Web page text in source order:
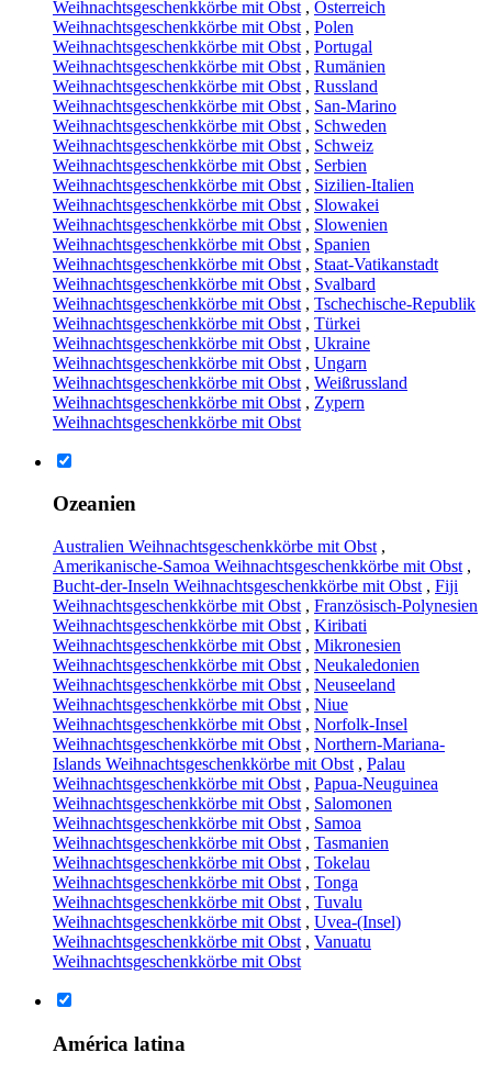
Weihnachtsgeschenkkörbe mit Obst , Österreich
Weihnachtsgeschenkkörbe mit Obst , Polen
Weihnachtsgeschenkkörbe mit Obst , Portugal
Weihnachtsgeschenkkörbe mit Obst , Rumänien
Weihnachtsgeschenkkörbe mit Obst , Russland
Weihnachtsgeschenkkörbe mit Obst , San-Marino
Weihnachtsgeschenkkörbe mit Obst , Schweden
Weihnachtsgeschenkkörbe mit Obst , Schweiz
Weihnachtsgeschenkkörbe mit Obst , Serbien
Weihnachtsgeschenkkörbe mit Obst , Sizilien-Italien
Weihnachtsgeschenkkörbe mit Obst , Slowakei
Weihnachtsgeschenkkörbe mit Obst , Slowenien
Weihnachtsgeschenkkörbe mit Obst , Spanien
Weihnachtsgeschenkkörbe mit Obst , Staat-Vatikanstadt
Weihnachtsgeschenkkörbe mit Obst , Svalbard
Weihnachtsgeschenkkörbe mit Obst , Tschechische-Republik
Weihnachtsgeschenkkörbe mit Obst , Türkei
Weihnachtsgeschenkkörbe mit Obst , Ukraine
Weihnachtsgeschenkkörbe mit Obst , Ungarn
Weihnachtsgeschenkkörbe mit Obst , Weißrussland
Weihnachtsgeschenkkörbe mit Obst , Zypern
Weihnachtsgeschenkkörbe mit Obst
Ozeanien
Australien Weihnachtsgeschenkkörbe mit Obst ,
Amerikanische-Samoa Weihnachtsgeschenkkörbe mit Obst ,
Bucht-der-Inseln Weihnachtsgeschenkkörbe mit Obst , Fiji
Weihnachtsgeschenkkörbe mit Obst , Französisch-Polynesien
Weihnachtsgeschenkkörbe mit Obst , Kiribati
Weihnachtsgeschenkkörbe mit Obst , Mikronesien
Weihnachtsgeschenkkörbe mit Obst , Neukaledonien
Weihnachtsgeschenkkörbe mit Obst , Neuseeland
Weihnachtsgeschenkkörbe mit Obst , Niue
Weihnachtsgeschenkkörbe mit Obst , Norfolk-Insel
Weihnachtsgeschenkkörbe mit Obst , Northern-Mariana-
Islands Weihnachtsgeschenkkörbe mit Obst , Palau
Weihnachtsgeschenkkörbe mit Obst , Papua-Neuguinea
Weihnachtsgeschenkkörbe mit Obst , Salomonen
Weihnachtsgeschenkkörbe mit Obst , Samoa
Weihnachtsgeschenkkörbe mit Obst , Tasmanien
Weihnachtsgeschenkkörbe mit Obst , Tokelau
Weihnachtsgeschenkkörbe mit Obst , Tonga
Weihnachtsgeschenkkörbe mit Obst , Tuvalu
Weihnachtsgeschenkkörbe mit Obst , Uvea-(Insel)
Weihnachtsgeschenkkörbe mit Obst , Vanuatu
Weihnachtsgeschenkkörbe mit Obst
América latina